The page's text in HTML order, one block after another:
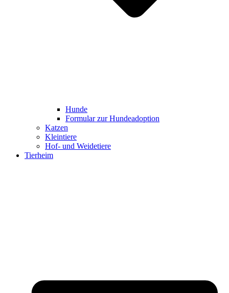
Hunde
Formular zur Hundeadoption
Katzen
Kleintiere
Hof- und Weidetiere
Tierheim